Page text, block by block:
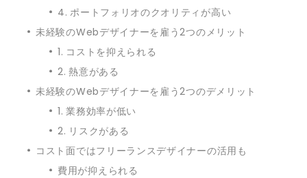
4. ポートフォリオのクオリティが高い
未経験のWebデザイナーを雇う2つのメリット
1. コストを抑えられる
2. 熱意がある
未経験のWebデザイナーを雇う2つのデメリット
1. 業務効率が低い
2. リスクがある
コスト面ではフリーランスデザイナーの活用も
費用が抑えられる